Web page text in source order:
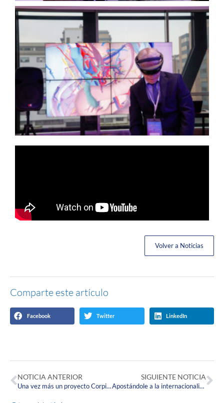
Volver a Noticias
Comparte este artículo
Facebook Twitter LinkedIn
NOTICIA ANTERIOR
Una vez más un proyecto Corpista gana una beca internacional del Fondo de Innovación 100,000K Strong
SIGUIENTE NOTICIA
Apostándole a la internacionalización de las aulas: Alianza Corpas-ESIMAR 2021-2023